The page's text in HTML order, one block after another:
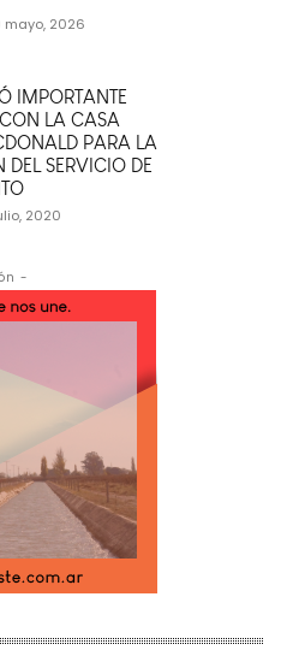
mayo, 2026
IMPORTANTE
LA CASA
PARA LA
DEL SERVICIO DE
2020
-